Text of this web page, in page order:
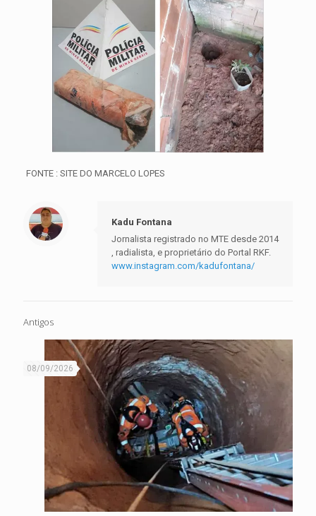
FONTE : SITE DO MARCELO LOPES
Kadu Fontana
Jornalista registrado no MTE desde 2014
, radialista, e proprietário do Portal RKF.
www.instagram.com/kadufontana/
Antigos
08/09/2026